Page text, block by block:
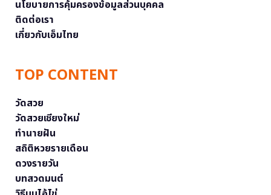
นโยบายการคุ้มครองข้อมูลส่วนบุคคล
ติดต่อเรา
เกี่ยวกับเอ็มไทย
TOP CONTENT
วัดสวย
วัดสวยเชียงใหม่
ทำนายฝัน
สถิติหวยรายเดือน
ดวงรายวัน
บทสวดมนต์